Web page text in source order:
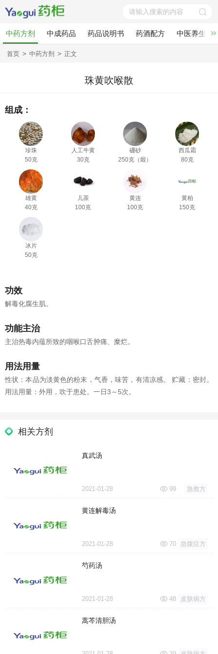
中药方剂 中成药品 药品说明书 药酒配方 中医养生
首页 > 中药方剂 > 正文
珠黄吹喉散
组成：
珍珠
50克
人工牛黄
30克
硼砂
250克（煅）
西瓜霜
80克
雄黄
40克
儿茶
100克
黄连
100克
黄柏
150克
冰片
50克
功效
解毒化腐生肌。
功能主治
主治热毒内蕴所致的咽喉口舌肿痛、糜烂。
用法用量
性状：本品为淡黄色的粉末，气香，味苦，有清凉感。 贮藏：密封。
用法用量：外用，吹于患处。一日3～5次。
相关方剂
真武汤
2021-01-28 99 急救方
黄连解毒汤
2021-01-28 70 急腹症方
芍药汤
2021-01-28 48 皮肤病方
蒿芩清胆汤